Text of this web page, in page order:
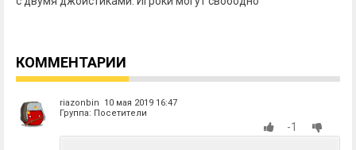
КОММЕНТАРИИ
riazonbin 10 мая 2019 16:47
Группа: Посетители
-1